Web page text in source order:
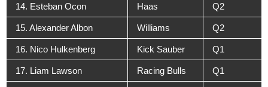
14. Esteban Ocon Haas Q2
15. Alexander Albon Williams Q2
16. Nico Hulkenberg Kick Sauber Q1
17. Liam Lawson Racing Bulls Q1